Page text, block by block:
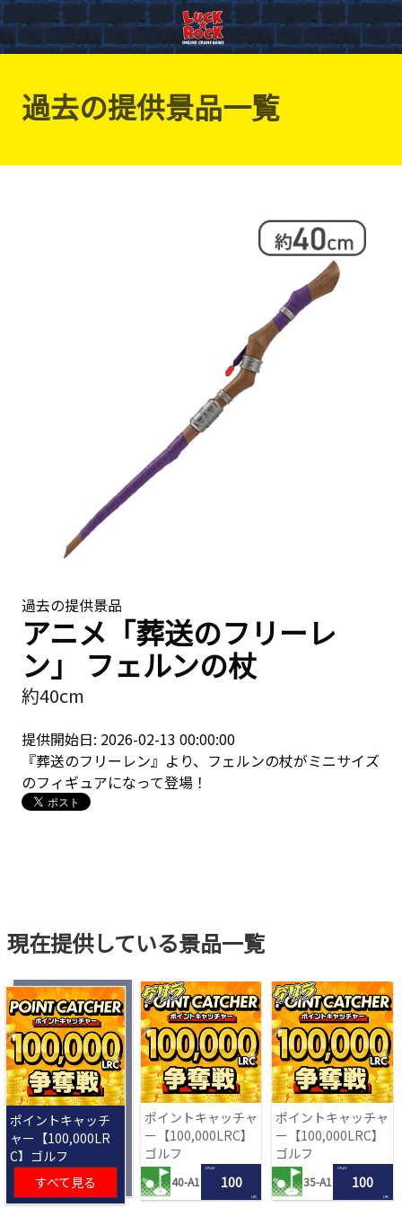
過去の提供景品一覧
過去の提供景品
アニメ「葬送のフリーレ
ン」 フェルンの杖
約40cm
提供開始日: 2026-02-13 00:00:00
『葬送のフリーレン』より、フェルンの杖がミニサイズ
のフィギュアになって登場！
現在提供している景品一覧
ポイントキャッチ
ャー【100,000LR
C】ゴルフ
すべて見る
ポイントキャッチャ
ー【100,000LRC】
ゴルフ
40-A1
1 PLAY
100
LRC
ポイントキャッチャ
ー【100,000LRC】
ゴルフ
35-A1
1 PLAY
100
LRC